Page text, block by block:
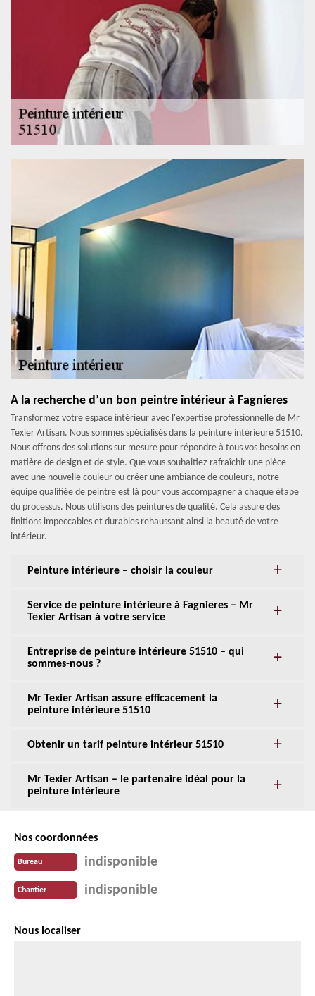
A la recherche d’un bon peintre intérieur à Fagnieres
Transformez votre espace intérieur avec l'expertise professionnelle de Mr
Texier Artisan. Nous sommes spécialisés dans la peinture intérieure 51510.
Nous offrons des solutions sur mesure pour répondre à tous vos besoins en
matière de design et de style. Que vous souhaitiez rafraîchir une pièce
avec une nouvelle couleur ou créer une ambiance de couleurs, notre
équipe qualifiée de peintre est là pour vous accompagner à chaque étape
du processus. Nous utilisons des peintures de qualité. Cela assure des
finitions impeccables et durables rehaussant ainsi la beauté de votre
intérieur.
Peinture intérieure – choisir la couleur
Service de peinture intérieure à Fagnieres – Mr
Texier Artisan à votre service
Entreprise de peinture intérieure 51510 – qui
sommes-nous ?
Mr Texier Artisan assure efficacement la
peinture intérieure 51510
Obtenir un tarif peinture intérieur 51510
Mr Texier Artisan – le partenaire idéal pour la
peinture intérieure
Nos coordonnées
Bureau indisponible
Chantier indisponible
Nous localiser